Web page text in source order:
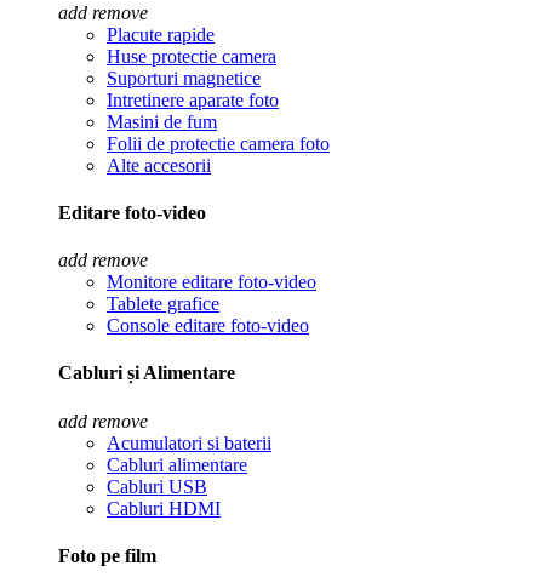
add remove
Placute rapide
Huse protectie camera
Suporturi magnetice
Intretinere aparate foto
Masini de fum
Folii de protectie camera foto
Alte accesorii
Editare foto-video
add remove
Monitore editare foto-video
Tablete grafice
Console editare foto-video
Cabluri și Alimentare
add remove
Acumulatori si baterii
Cabluri alimentare
Cabluri USB
Cabluri HDMI
Foto pe film